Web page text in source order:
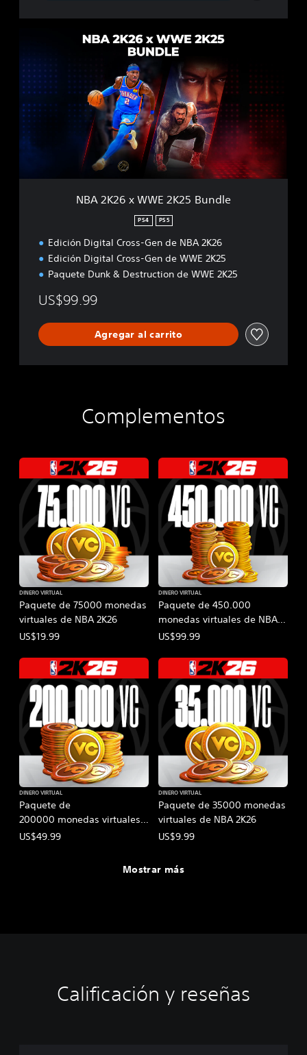
2
K
6
x
W
2
NBA 2K26 x WWE 2K25 Bundle
PS4 PS5
Edición Digital Cross-Gen de NBA 2K26
Edición Digital Cross-Gen de WWE 2K25
Paquete Dunk & Destruction de WWE 2K25
US$99.99
Agregar al carrito
Complementos
Paquete de 75000 monedas
virtuales de NBA 2K26
DINERO VIRTUAL
US$19.99
Paquete de 450.000
monedas virtuales de NBA
2K26
DINERO VIRTUAL
US$99.99
Paquete de
200000 monedas virtuales
de NBA 2K26
DINERO VIRTUAL
US$49.99
Paquete de 35000 monedas
virtuales de NBA 2K26
DINERO VIRTUAL
US$9.99
Mostrar más
Calificación y reseñas